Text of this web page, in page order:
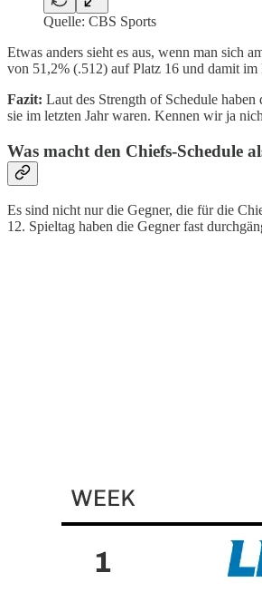
Quelle: CBS Sports
Etwas anders sieht es aus, wenn man sich
von 51,2% (.512) auf Platz 16 und damit
Fazit: Laut des Strength of Schedule
sie im letzten Jahr waren. Kennen wir ja
Was macht den Chiefs-Schedule
Es sind nicht nur die Gegner, die für die
12. Spieltag haben die Gegner fast